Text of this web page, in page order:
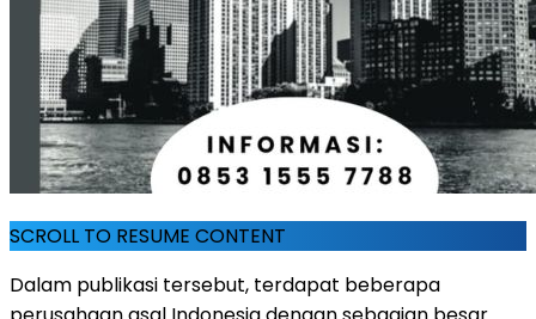
SCROLL TO RESUME CONTENT
Dalam publikasi tersebut, terdapat beberapa